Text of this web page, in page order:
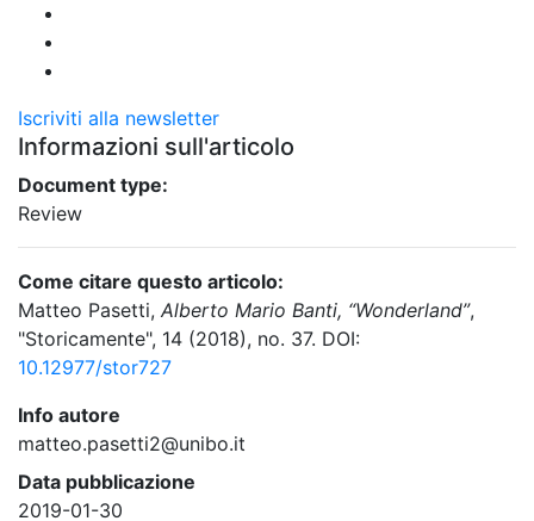
Iscriviti alla newsletter
Informazioni sull'articolo
Document type:
Review
Come citare questo articolo:
Matteo Pasetti, Alberto Mario Banti, “Wonderland”,
"Storicamente", 14 (2018), no. 37. DOI:
10.12977/stor727
Info autore
matteo.pasetti2@unibo.it
Data pubblicazione
2019-01-30